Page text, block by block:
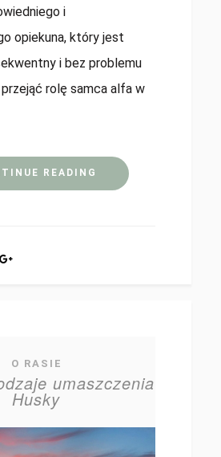
i
opiekuna, który jest
i bez problemu
rolę samca alfa w
READING
O RASIE
umaszczenia
Husky